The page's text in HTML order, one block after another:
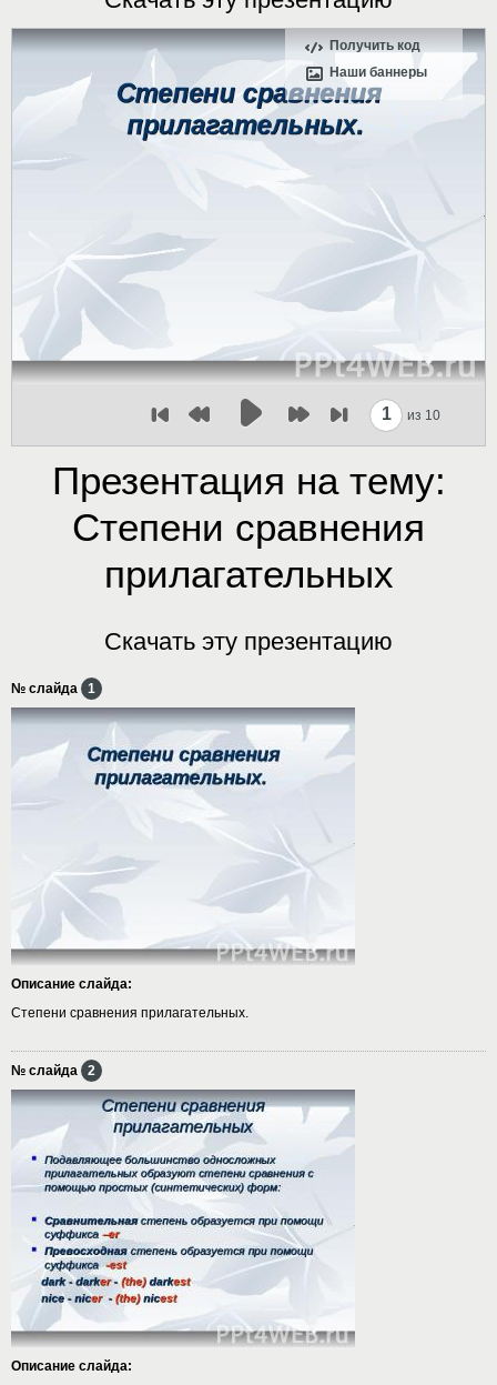
Получить код
Наши баннеры
1 из 10
Презентация на тему:
Степени сравнения
прилагательных
Скачать эту презентацию
№ слайда 1
Описание слайда:
Cтепени сравнения прилагательных.
№ слайда 2
Описание слайда: